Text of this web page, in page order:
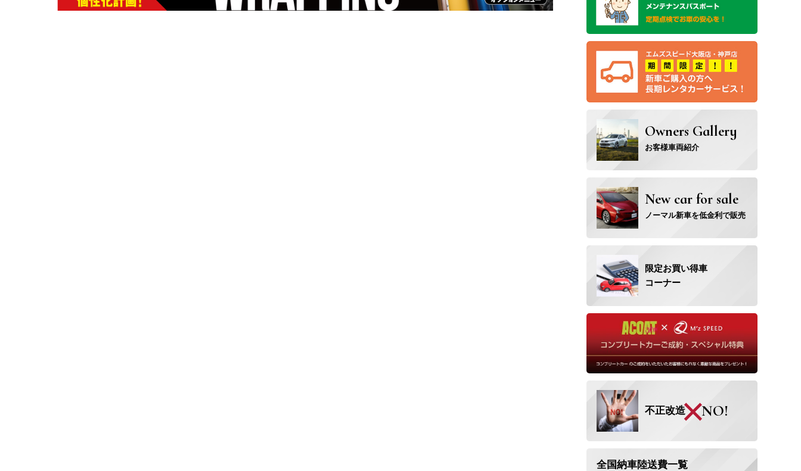
Owners Gallery
お客様車両紹介
New car for sale
ノーマル新車を低金利で販売
限定お買い得車
コーナー
不正改造×NO!
全国納車陸送費一覧